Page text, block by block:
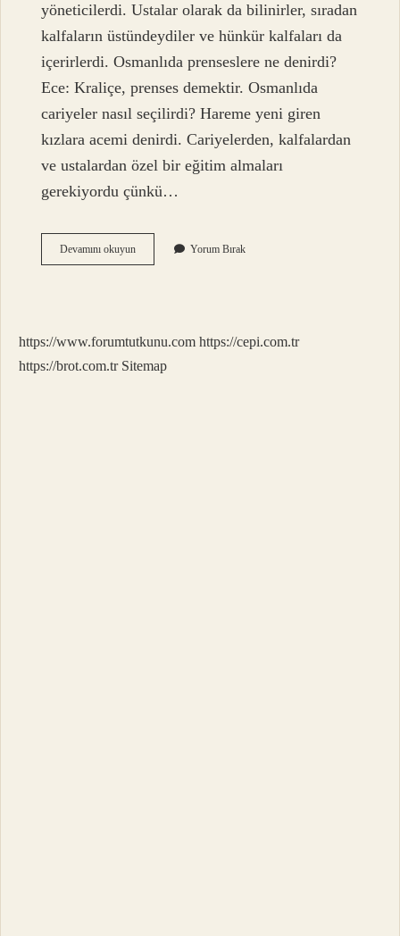
yöneticilerdi. Ustalar olarak da bilinirler, sıradan
kalfaların üstündeydiler ve hünkür kalfaları da
içerirlerdi. Osmanlıda prenseslere ne denirdi?
Ece: Kraliçe, prenses demektir. Osmanlıda
cariyeler nasıl seçilirdi? Hareme yeni giren
kızlara acemi denirdi. Cariyelerden, kalfalardan
ve ustalardan özel bir eğitim almaları
gerekiyordu çünkü…
Devamını okuyunOsmanlıda
Hünkar
Yorum Bırak
https://www.forumtutkunu.com https://cepi.com.tr
https://brot.com.tr Sitemap